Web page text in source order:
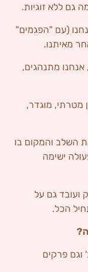
גם ללא זוגיות.
(עם "הפגמים"
מאיתנו.
אנחנו מתנהגים,
מטרתי, מוגדר,
השלב והמקום בו
ישימה
ועובד גם על
הכל.
וגם פרקים